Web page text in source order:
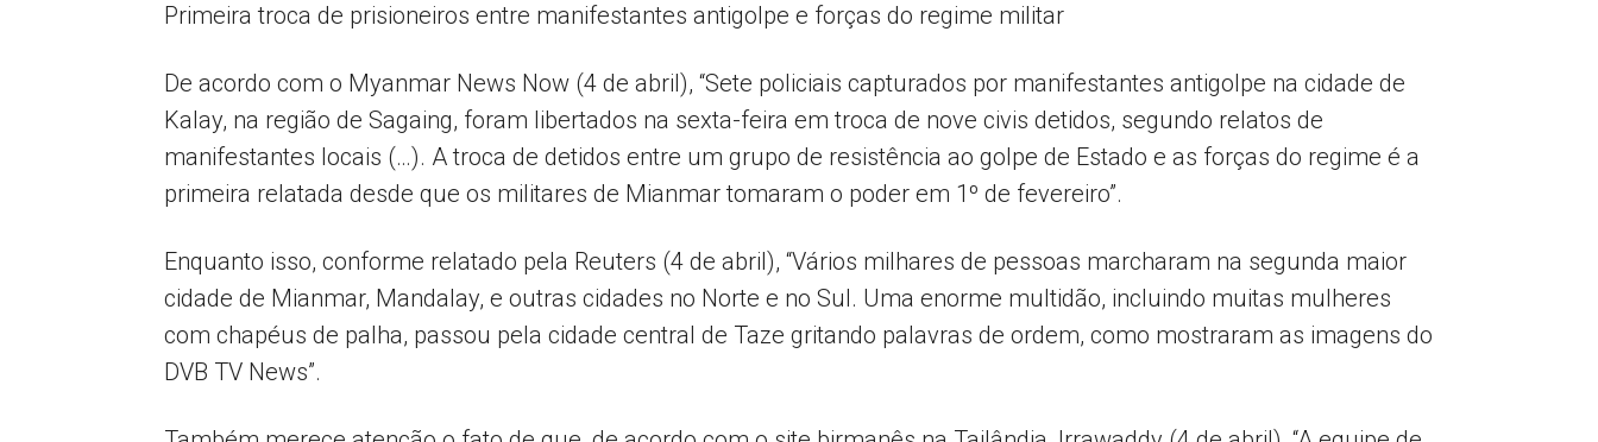
Primeira troca de prisioneiros entre manifestantes antigolpe e forças do regime militar
De acordo com o Myanmar News Now (4 de abril), “Sete policiais capturados por manifestantes antigolpe na cidade de
Kalay, na região de Sagaing, foram libertados na sexta-feira em troca de nove civis detidos, segundo relatos de
manifestantes locais (…). A troca de detidos entre um grupo de resistência ao golpe de Estado e as forças do regime é a
primeira relatada desde que os militares de Mianmar tomaram o poder em 1º de fevereiro”.
Enquanto isso, conforme relatado pela Reuters (4 de abril), “Vários milhares de pessoas marcharam na segunda maior
cidade de Mianmar, Mandalay, e outras cidades no Norte e no Sul. Uma enorme multidão, incluindo muitas mulheres
com chapéus de palha, passou pela cidade central de Taze gritando palavras de ordem, como mostraram as imagens do
DVB TV News”.